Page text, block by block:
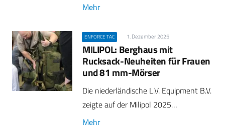
Mehr
ENFORCE TAC 1. Dezember 2025
MILIPOL: Berghaus mit
Rucksack-Neuheiten für Frauen
und 81 mm-Mörser
Die niederländische L.V. Equipment B.V.
zeigte auf der Milipol 2025…
Mehr